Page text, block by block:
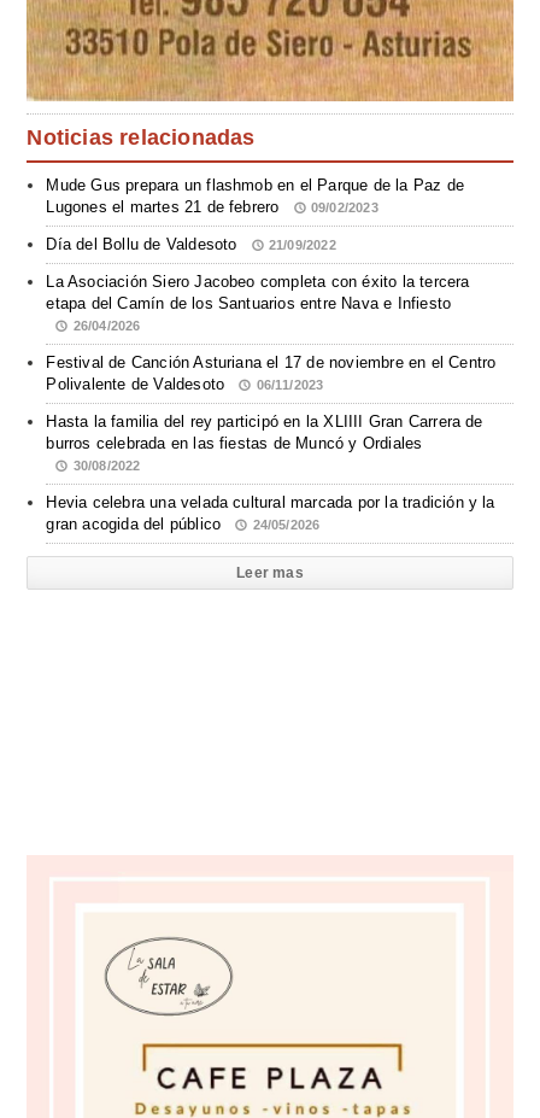
Noticias relacionadas
Mude Gus prepara un flashmob en el Parque de la Paz de
Lugones el martes 21 de febrero
09/02/2023
Día del Bollu de Valdesoto 21/09/2022
La Asociación Siero Jacobeo completa con éxito la tercera
etapa del Camín de los Santuarios entre Nava e Infiesto
26/04/2026
Festival de Canción Asturiana el 17 de noviembre en el Centro
Polivalente de Valdesoto
06/11/2023
Hasta la familia del rey participó en la XLIIII Gran Carrera de
burros celebrada en las fiestas de Muncó y Ordiales
30/08/2022
Hevia celebra una velada cultural marcada por la tradición y la
gran acogida del público
24/05/2026
Leer mas